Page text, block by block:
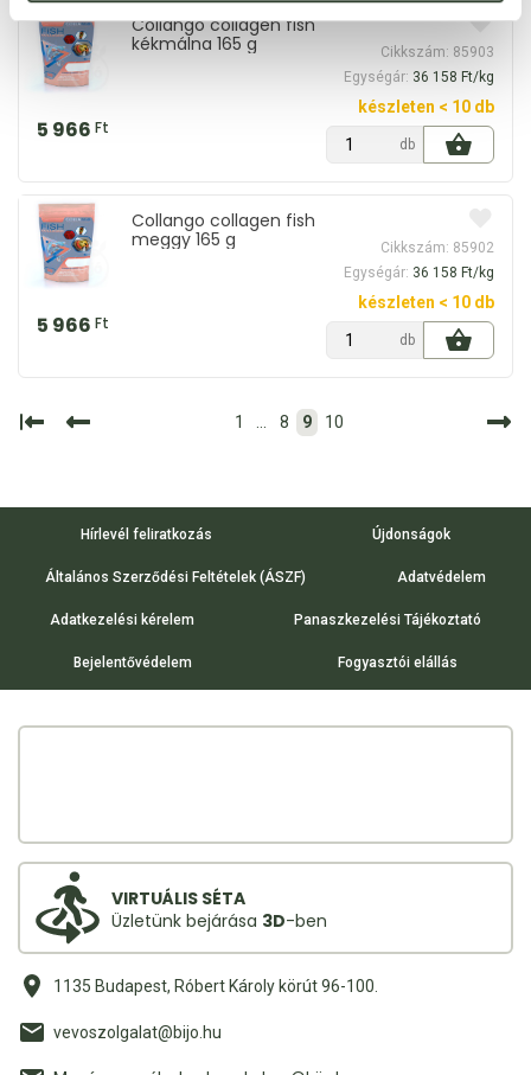
Collango collagen fish
kékmálna 165 g
Cikkszám: 85903
Egységár: 36 158 Ft/kg
5 966 Ft
készleten < 10 db
db
Collango collagen fish
meggy 165 g
Cikkszám: 85902
Egységár: 36 158 Ft/kg
5 966 Ft
készleten < 10 db
db
1 8 9 10
Hírlevél feliratkozás Újdonságok
Általános Szerződési Feltételek (ÁSZF) Adatvédelem
Adatkezelési kérelem Panaszkezelési Tájékoztató
Bejelentővédelem Fogyasztói elállás
VIRTUÁLIS SÉTA
Üzletünk bejárása 3D-ben
1135 Budapest, Róbert Károly körút 96-100.
vevoszolgalat@bijo.hu